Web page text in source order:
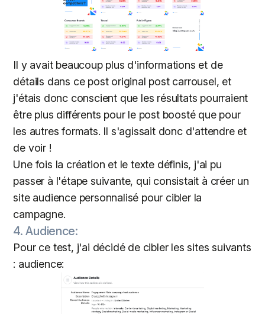
Il y avait beaucoup plus d'informations et de
détails dans ce post original post carrousel, et
j'étais donc conscient que les résultats pourraient
être plus différents pour le post boosté que pour
les autres formats. Il s'agissait donc d'attendre et
de voir !
Une fois la création et le texte définis, j'ai pu
passer à l'étape suivante, qui consistait à créer un
site audience personnalisé pour cibler la
campagne.
4. Audience:
Pour ce test, j'ai décidé de cibler les sites suivants
: audience: